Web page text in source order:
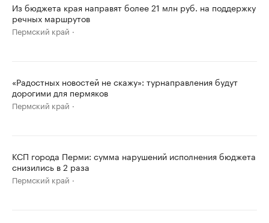
Из бюджета края направят более 21 млн руб. на поддержку
речных маршрутов
Пермский край
«Радостных новостей не скажу»: турнаправления будут
дорогими для пермяков
Пермский край
КСП города Перми: сумма нарушений исполнения бюджета
снизились в 2 раза
Пермский край